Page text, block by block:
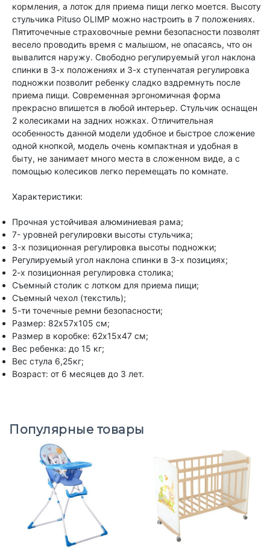
кормления, а лоток для приема пищи легко моется. Высоту
стульчика Pituso OLIMP можно настроить в 7 положениях.
Пятиточечные страховочные ремни безопасности позволят
весело проводить время с малышом, не опасаясь, что он
вывалится наружу. Свободно регулируемый угол наклона
спинки в 3-х положениях и 3-х ступенчатая регулировка
подножки позволит ребенку сладко вздремнуть после
приема пищи. Современная эргономичная форма
прекрасно впишется в любой интерьер. Стульчик оснащен
2 колесиками на задних ножках. Отличительная
особенность данной модели удобное и быстрое сложение
одной кнопкой, модель очень компактная и удобная в
быту, не занимает много места в сложенном виде, а с
помощью колесиков легко перемещать по комнате.
Характеристики:
Прочная устойчивая алюминиевая рама;
7- уровней регулировки высоты стульчика;
3-х позиционная регулировка высоты подножки;
Регулируемый угол наклона спинки в 3-х позициях;
2-х позиционная регулировка столика;
Съемный столик с лотком для приема пищи;
Съемный чехол (текстиль);
5-ти точечные ремни безопасности;
Размер: 82х57х105 см;
Размер в коробке: 62х15х47 см;
Вес ребенка: до 15 кг;
Вес стула 6,25кг;
Возраст: от 6 месяцев до 3 лет.
Популярные товары